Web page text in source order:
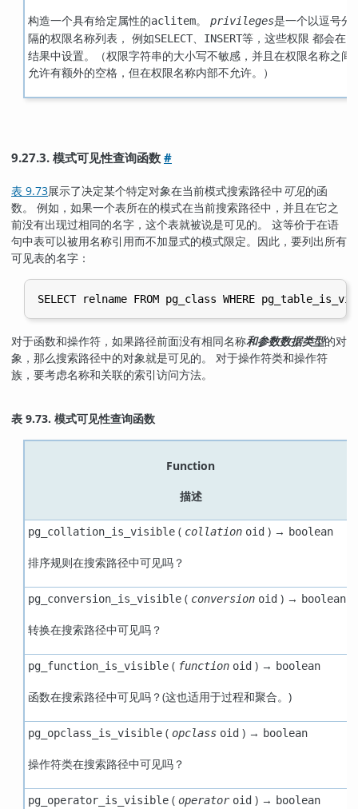
构造一个具有给定属性的aclitem。 privileges是一个以逗号分
隔的权限名称列表， 例如SELECT、 INSERT等，这些权限 都会在
结果中设置。（权限字符串的大小写不敏感，并且在权限名称之间
允许有额外的空格，但在权限名称内部不允许。）
9.27.3. 模式可见性查询函数#
表 9.73展示了决定某个特定对象在当前模式搜索路径中 可见的函
数。 例如，如果一个表所在的模式在当前搜索路径中，并且在它之
前没有出现过相同的名字，这个表就被说是可见的。 这等价于在语
句中表可以被用名称引用而不加显式的模式限定。因此，要列出所有
可见表的名字：
对于函数和操作符，如果路径前面没有相同名称和参数数据类型的对
象，那么搜索路径中的对象就是可见的。 对于操作符类和操作符
族，要考虑名称和关联的索引访问方法。
表 9.73. 模式可见性查询函数
Function
描述
pg_collation_is_visible( collation oid) → boolean
排序规则在搜索路径中可见吗？
pg_conversion_is_visible( conversion oid) → boolean
转换在搜索路径中可见吗？
pg_function_is_visible( function oid) → boolean
函数在搜索路径中可见吗？(这也适用于过程和聚合。)
pg_opclass_is_visible( opclass oid) → boolean
操作符类在搜索路径中可见吗？
pg_operator_is_visible( operator oid) → boolean